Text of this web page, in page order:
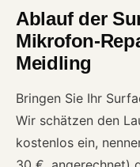
Ablauf der
Mikrofon-
Meidling
Bringen Sie Ihr
Wir schätzen den
kostenlos ein,